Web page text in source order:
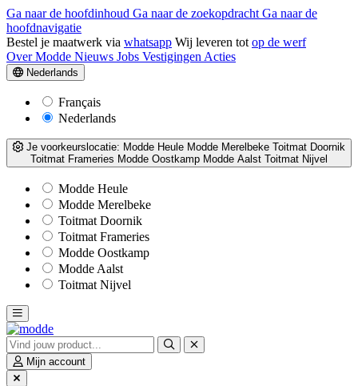
Ga naar de hoofdinhoud Ga naar de zoekopdracht Ga naar de
hoofdnavigatie
Bestel je maatwerk via whatsapp Wij leveren tot op de werf
Over Modde Nieuws Jobs Vestigingen Acties
Nederlands
Français
Nederlands
Je voorkeurslocatie: Modde Heule Modde Merelbeke Toitmat Doornik
Toitmat Frameries Modde Oostkamp Modde Aalst Toitmat Nijvel
Modde Heule
Modde Merelbeke
Toitmat Doornik
Toitmat Frameries
Modde Oostkamp
Modde Aalst
Toitmat Nijvel
Mijn account